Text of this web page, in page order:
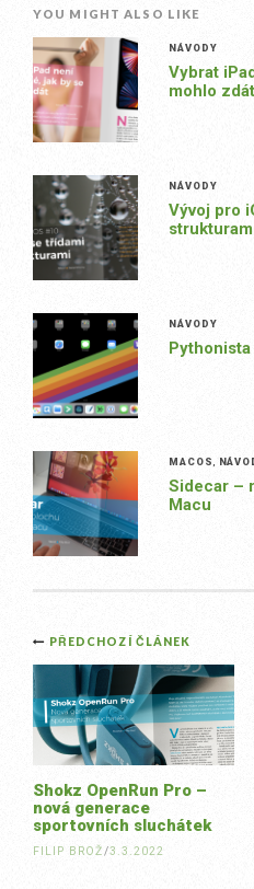
YOU MIGHT ALSO LIKE
NÁVODY
Vybrat
mohlo zdát
NÁVODY
Vývoj pro
NÁVODY
MACOS
Sidecar –
Macu
Post
navigation
PŘEDCHOZÍ ČLÁNEK
Shokz OpenRun Pro –
nová generace
sportovních sluchátek
FILIP BROŽ/3.3.2022